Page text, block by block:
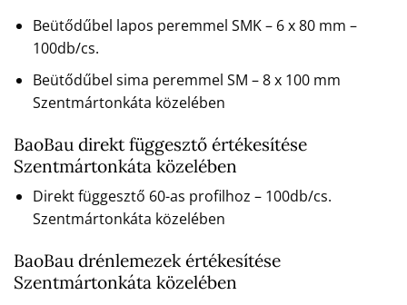
Beütődűbel lapos peremmel SMK – 6 x 80 mm –
100db/cs.
Beütődűbel sima peremmel SM – 8 x 100 mm
Szentmártonkáta közelében
BaoBau direkt függesztő értékesítése
Szentmártonkáta közelében
Direkt függesztő 60-as profilhoz – 100db/cs.
Szentmártonkáta közelében
BaoBau drénlemezek értékesítése
Szentmártonkáta közelében